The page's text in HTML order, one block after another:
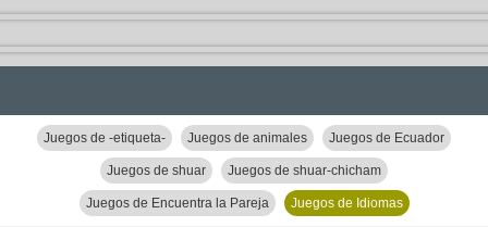
Juegos de -etiqueta- Juegos de animales Juegos de Ecuador
Juegos de shuar Juegos de shuar-chicham
Juegos de Encuentra la Pareja Juegos de Idiomas